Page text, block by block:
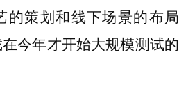
的策划和线下场景的布局
今年才开始大规模测试的